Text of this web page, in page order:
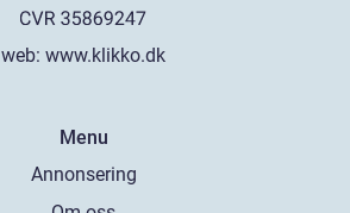
web: www.klikko.dk
Menu
Annonsering